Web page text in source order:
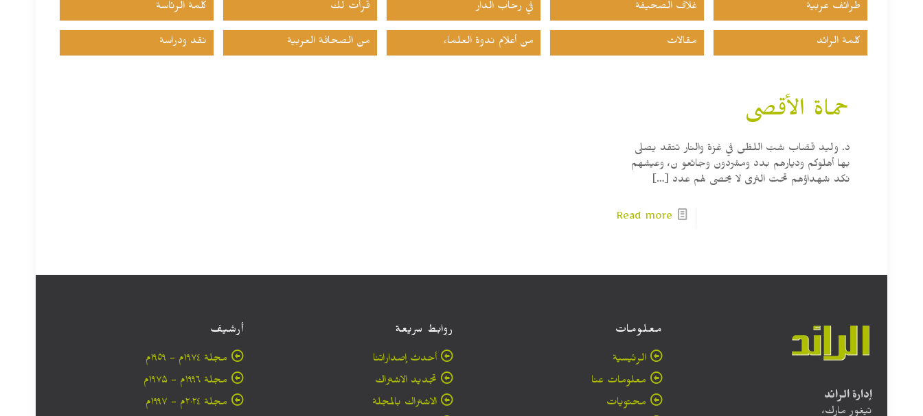
طرائف عربية غلاف الصحيفة في رحاب الدار قرأت لك كلمة الرئاسة
كلمة الرائد مقالات من أعلام ندوة العلماء من الصحافة العربية نقد ودراسة
حماة الأقصى
د. وليد قصّاب شبّ اللظى في غزة والنار تتقد يصلى
بها أهلوكم وديارهم بدد ومشرّدون وجائعو ن، وعيشهم
نكد شهداؤهم تحت الثرى لا يحصى لهم عدد […]
Read more
إدارة الرائد
تيغور مارك،
معلومات
الرئيسية
معلومات عنا
محتويات
روابط سريعة
أحدث إصداراتنا
تجديد الاشتراك
الاشتراك بالمجلة
أرشيف
مجلة ۱۹۷٤م - ١٩٥٩م
مجلة ۱۹۹٦م - ۱۹۷۵م
مجلة ۲۰۲٤م - ۱۹۹۷م